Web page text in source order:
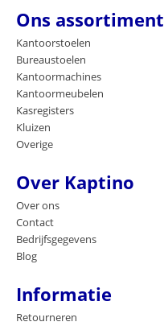
Ons assortiment
Kantoorstoelen
Bureaustoelen
Kantoormachines
Kantoormeubelen
Kasregisters
Kluizen
Overige
Over Kaptino
Over ons
Contact
Bedrijfsgegevens
Blog
Informatie
Retourneren